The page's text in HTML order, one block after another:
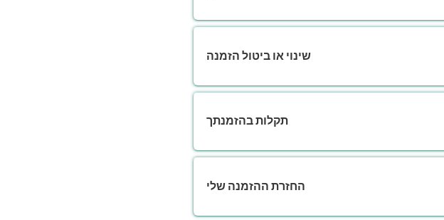
שינוי או ביטול הזמנה
תקלות בהזמנתך
החזרת ההזמנה שלי